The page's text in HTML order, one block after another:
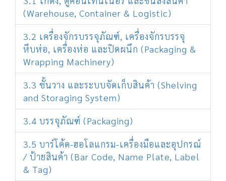
(Warehouse, Container & Logistic)
3.2 เครื่องจักรบรรจุภัณฑ์, เครื่องจักรบรรจุ
หีบห่อ, เครื่องห่อ และปิดผนึก (Packaging &
Wrapping Machinery)
3.3 ชั้นวาง และระบบจัดเก็บสินค้า (Shelving
and Storaging System)
3.4 บรรจุภัณฑ์ (Packaging)
3.5 บาร์โค้ด-ฮอโลแกรม-เครื่องมือและอุปกรณ์
/ ป้ายสินค้า (Bar Code, Name Plate, Label
& Tag)